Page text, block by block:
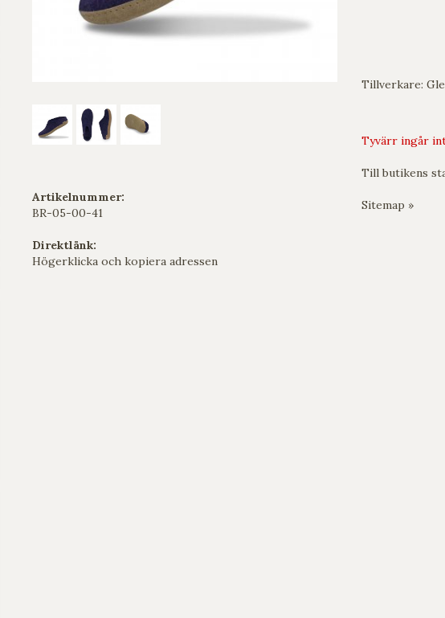
Artikelnummer:
BR-05-00-41
Direktlänk:
Högerklicka och kopiera adressen
Tillverkare:
Tyvärr ingår
Till butikens
Sitemap »